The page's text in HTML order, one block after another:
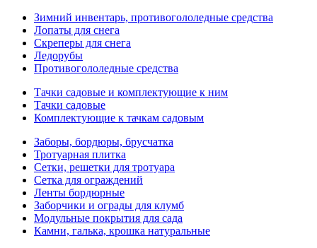
Зимний инвентарь, противогололедные средства
Лопаты для снега
Скреперы для снега
Ледорубы
Противогололедные средства
Тачки садовые и комплектующие к ним
Тачки садовые
Комплектующие к тачкам садовым
Заборы, бордюры, брусчатка
Тротуарная плитка
Сетки, решетки для тротуара
Сетка для ограждений
Ленты бордюрные
Заборчики и ограды для клумб
Модульные покрытия для сада
Камни, галька, крошка натуральные